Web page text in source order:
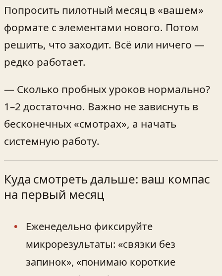
Попросить пилотный месяц в «вашем»
формате с элементами нового. Потом
решить, что заходит. Всё или ничего —
редко работает.
— Сколько пробных уроков нормально?
1–2 достаточно. Важно не зависнуть в
бесконечных «смотрах», а начать
системную работу.
Куда смотреть дальше: ваш компас
на первый месяц
Еженедельно фиксируйте
микрорезультаты: «связки без
запинок», «понимаю короткие